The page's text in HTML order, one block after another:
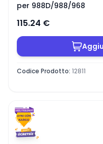
per 988D/988/968
115.24 €
Codice Prodotto: 12811